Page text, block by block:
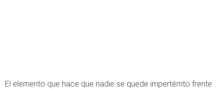
El elemento que hace que nadie se quede impertérrito frente